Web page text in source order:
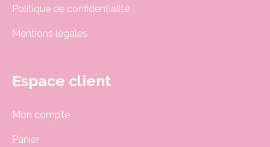
Politique de confidentialité
Mentions légales
Espace client
Mon compte
Panier